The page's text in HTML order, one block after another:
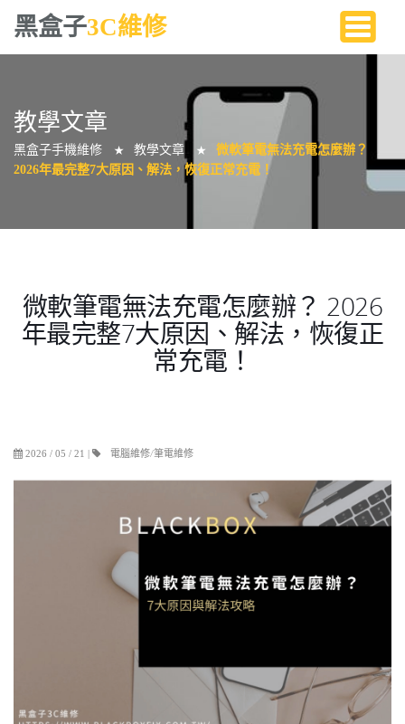
黑盒子3C維修
教學文章
黑盒子手機維修 ★ 教學文章 ★
微軟筆電無法充電怎麼辦？
2026年最完整7大原因、解法，恢復正常充電！
微軟筆電無法充電怎麼辦？ 2026
年最完整7大原因、解法，恢復正
常充電！
2026 / 05 / 21 | 電腦維修/筆電維修